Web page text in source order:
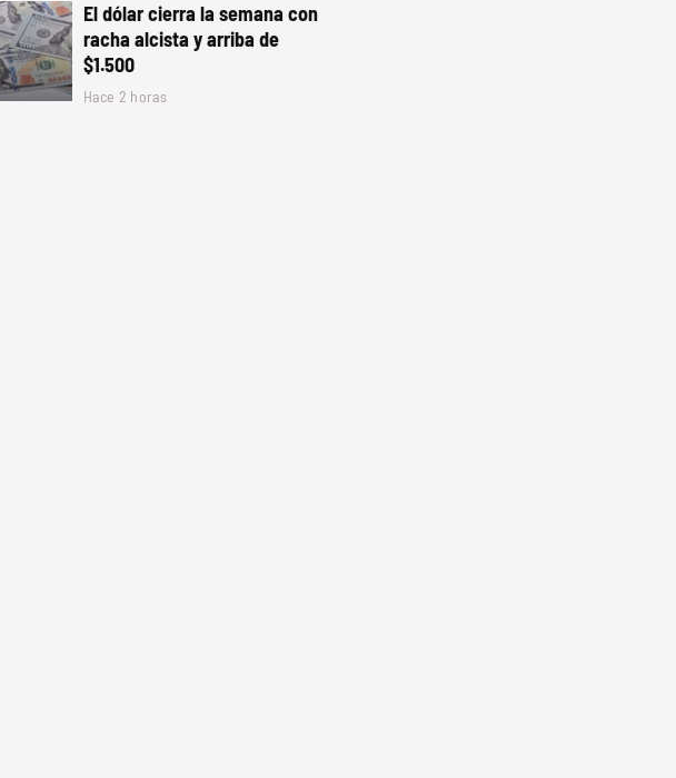
El dólar cierra la semana con
racha alcista y arriba de
$1.500
Hace 2 horas